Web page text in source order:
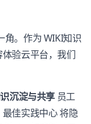
角。作为 WIKI知识
验云平台，我们
沉淀与共享 员工
佳实践中心 将隐